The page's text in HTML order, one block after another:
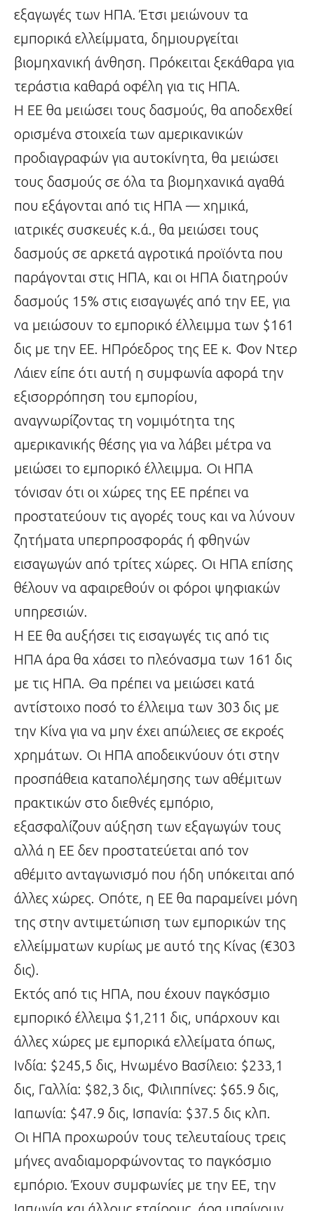
εξαγωγές των ΗΠΑ. Έτσι μειώνουν τα
εμπορικά ελλείμματα, δημιουργείται
βιομηχανική άνθηση. Πρόκειται ξεκάθαρα για
τεράστια καθαρά οφέλη για τις ΗΠΑ.
Η ΕΕ θα μειώσει τους δασμούς, θα αποδεχθεί
ορισμένα στοιχεία των αμερικανικών
προδιαγραφών για αυτοκίνητα, θα μειώσει
τους δασμούς σε όλα τα βιομηχανικά αγαθά
που εξάγονται από τις ΗΠΑ — χημικά,
ιατρικές συσκευές κ.ά., θα μειώσει τους
δασμούς σε αρκετά αγροτικά προϊόντα που
παράγονται στις ΗΠΑ, και οι ΗΠΑ διατηρούν
δασμούς 15% στις εισαγωγές από την ΕΕ, για
να μειώσουν το εμπορικό έλλειμμα των $161
δις με την ΕΕ. ΗΠρόεδρος της ΕΕ κ. Φον Ντερ
Λάιεν είπε ότι αυτή η συμφωνία αφορά την
εξισορρόπηση του εμπορίου,
αναγνωρίζοντας τη νομιμότητα της
αμερικανικής θέσης για να λάβει μέτρα να
μειώσει το εμπορικό έλλειμμα. Οι ΗΠΑ
τόνισαν ότι οι χώρες της ΕΕ πρέπει να
προστατεύουν τις αγορές τους και να λύνουν
ζητήματα υπερπροσφοράς ή φθηνών
εισαγωγών από τρίτες χώρες. Οι ΗΠΑ επίσης
θέλουν να αφαιρεθούν οι φόροι ψηφιακών
υπηρεσιών.
Η ΕΕ θα αυξήσει τις εισαγωγές τις από τις
ΗΠΑ άρα θα χάσει το πλεόνασμα των 161 δις
με τις ΗΠΑ. Θα πρέπει να μειώσει κατά
αντίστοιχο ποσό το έλλειμα των 303 δις με
την Κίνα για να μην έχει απώλειες σε εκροές
χρημάτων. Οι ΗΠΑ αποδεικνύουν ότι στην
προσπάθεια καταπολέμησης των αθέμιτων
πρακτικών στο διεθνές εμπόριο,
εξασφαλίζουν αύξηση των εξαγωγών τους
αλλά η ΕΕ δεν προστατεύεται από τον
αθέμιτο ανταγωνισμό που ήδη υπόκειται από
άλλες χώρες. Οπότε, η ΕΕ θα παραμείνει μόνη
της στην αντιμετώπιση των εμπορικών της
ελλείμματων κυρίως με αυτό της Κίνας (€303
δις).
Εκτός από τις ΗΠΑ, που έχουν παγκόσμιο
εμπορικό έλλειμα $1,211 δις, υπάρχουν και
άλλες χώρες με εμπορικά ελλείματα όπως,
Ινδία: $245,5 δις, Ηνωμένο Βασίλειο: $233,1
δις, Γαλλία: $82,3 δις, Φιλιππίνες: $65.9 δις,
Ιαπωνία: $47.9 δις, Ισπανία: $37.5 δις κλπ.
Οι ΗΠΑ προχωρούν τους τελευταίους τρεις
μήνες αναδιαμορφώνοντας το παγκόσμιο
εμπόριο. Έχουν συμφωνίες με την ΕΕ, την